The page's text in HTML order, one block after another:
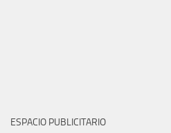
ESPACIO PUBLICITARIO